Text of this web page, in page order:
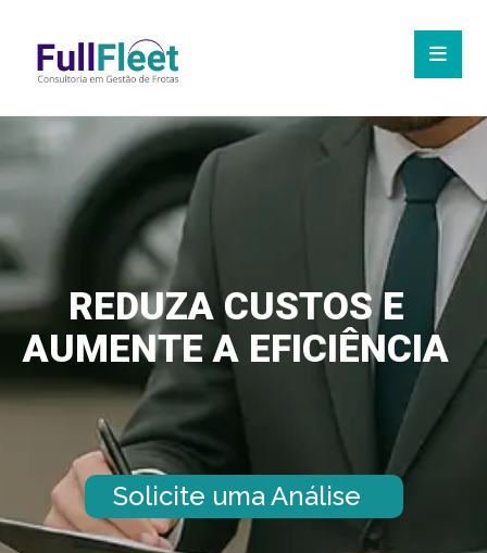
REDUZA CUSTOS E
AUMENTE A EFICIÊNCIA
Solicite uma Análise